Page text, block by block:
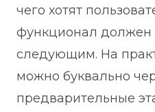
чего хотят
функционал должен
следующим. На
можно буквально
предварительные